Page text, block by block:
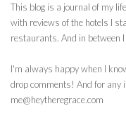
This blog is a journal of my
with reviews of the hotels I
restaurants. And in between
I'm always happy when I
drop comments! And for any
me@heytheregrace.com